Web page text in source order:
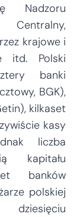
Nadzoru
Centralny,
krajowe i
itd. Polski
banki
BGK),
kilkaset
kasy
liczba
kapitału
banków
polskiej